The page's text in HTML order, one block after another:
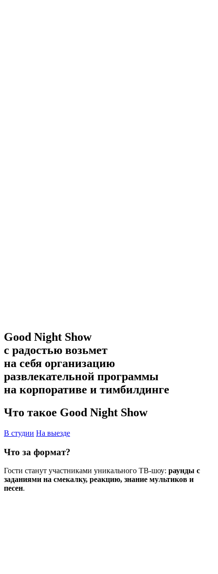
Good Night Show
с радостью возьмет
на себя организацию
развлекательной программы
на корпоративе и тимбилдинге
Что такое Good Night Show
В студии На выезде
Что за формат?
Гости станут участниками уникального ТВ-шоу: раунды с
заданиями на смекалку, реакцию, знание мультиков и
песен.